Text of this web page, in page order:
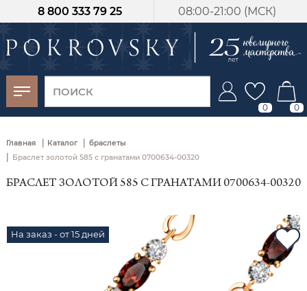
08:00-21:00 (МСК)
8 800 333 79 25
0 0
Главная | Каталог | браслеты
| Браслет золотой 585 с гранатами 0700634-00320
БРАСЛЕТ ЗОЛОТОЙ 585 С ГРАНАТАМИ 0700634-00320
На заказ - от 15 дней
-30%
от 15 дней с
момента оплаты